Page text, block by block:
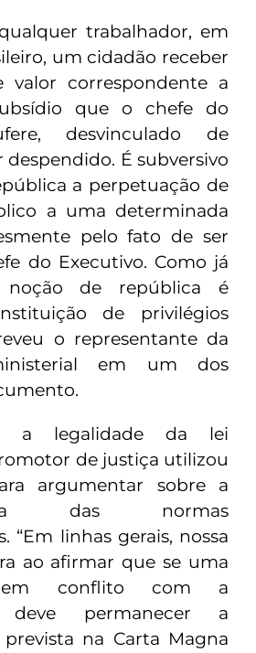
trabalhador, em
um cidadão receber
valor correspondente a
que o chefe do
desvinculado de
É subversivo
a perpetuação de
a uma determinada
pelo fato de ser
do Executivo. Como já
noção de república é
de privilégios
o representante da
em um dos
a legalidade da lei
de justiça utilizou
argumentar sobre a
das normas
“Em linhas gerais, nossa
ao afirmar que se uma
conflito com a
deve permanecer a
na Carta Magna